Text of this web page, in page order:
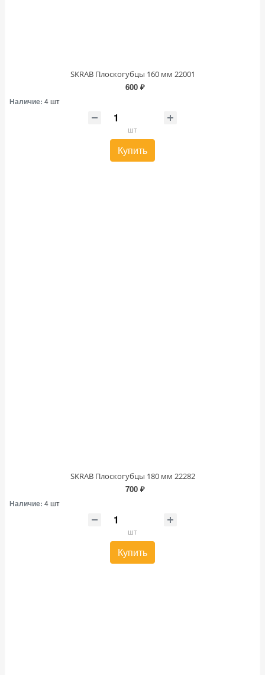
SKRAB Плоскогубцы 160 мм 22001
600 ₽
Наличие: 4 шт
шт
Купить
SKRAB Плоскогубцы 180 мм 22282
700 ₽
Наличие: 4 шт
шт
Купить